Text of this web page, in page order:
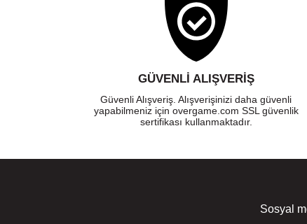
GÜVENLI ALIŞVERIŞ
Güvenli Alışveriş. Alışverişinizi daha güvenli
yapabilmeniz için overgame.com SSL güvenlik
sertifikası kullanmaktadır.
Sosyal